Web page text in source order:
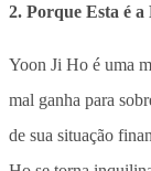
2. Porque Esta é
Yoon Ji Ho é uma
mal ganha para
de sua situação